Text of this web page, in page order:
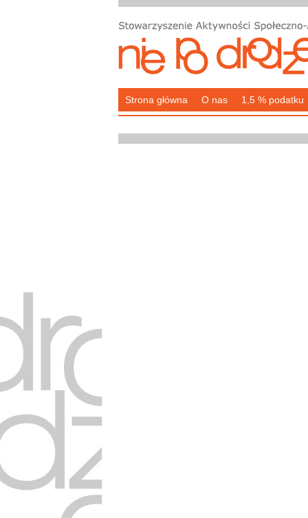
Strona główna O nas 1,5 % podatku